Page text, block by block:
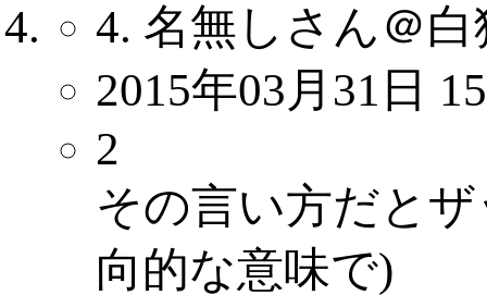
4. 名無しさん＠白
2015年03月31日
2
その言い方だと
向的な意味で)